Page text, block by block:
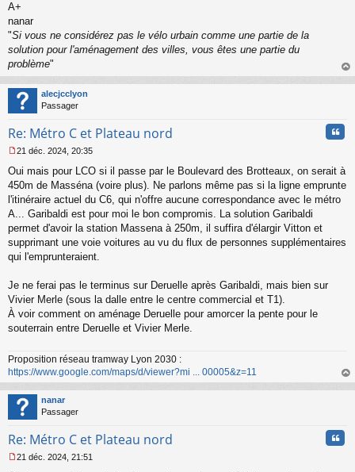
e
n
o
n
u
A+
nanar
"Si vous ne considérez pas le vélo urbain comme une partie de la
solution pour l'aménagement des villes, vous êtes une partie du
problème"
au
alecjcclyon
Passager
Re: Métro C et Plateau nord
e
s
s
g
e
n
o
u
21 déc. 2024, 20:35
Oui mais pour LCO si il passe par le Boulevard des Brotteaux, on serait à
450m de Masséna (voire plus). Ne parlons même pas si la ligne emprunte
l'itinéraire actuel du C6, qui n'offre aucune correspondance avec le métro
A... Garibaldi est pour moi le bon compromis. La solution Garibaldi
permet d'avoir la station Massena à 250m, il suffira d'élargir Vitton et
supprimant une voie voitures au vu du flux de personnes supplémentaires
qui l'emprunteraient.
Je ne ferai pas le terminus sur Deruelle après Garibaldi, mais bien sur
Vivier Merle (sous la dalle entre le centre commercial et T1).
À voir comment on aménage Deruelle pour amorcer la pente pour le
souterrain entre Deruelle et Vivier Merle.
Proposition réseau tramway Lyon 2030 :
https://www.google.com/maps/d/viewer?mi ... 00005&z=11
au
nanar
Passager
Re: Métro C et Plateau nord
21 déc. 2024, 21:51